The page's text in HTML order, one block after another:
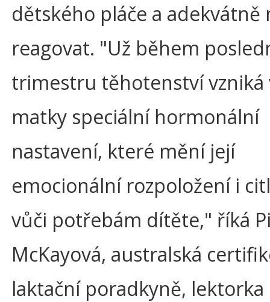
dětského pláče a adekvátně
reagovat. "Už během
trimestru těhotenství vzniká
matky speciální hormonální
nastavení, které mění její
emocionální rozpoložení i
vůči potřebám dítěte," říká
McKayová, australská
laktační poradkyně, lektorka